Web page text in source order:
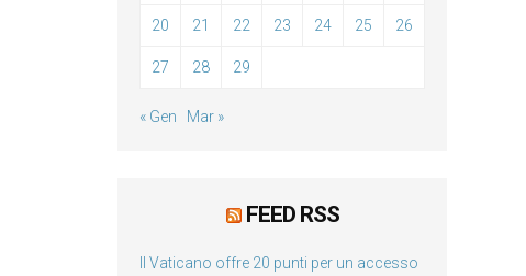
20 21 22 23 24 25 26
27 28 29
« Gen Mar »
FEED RSS
Il Vaticano offre 20 punti per un accesso